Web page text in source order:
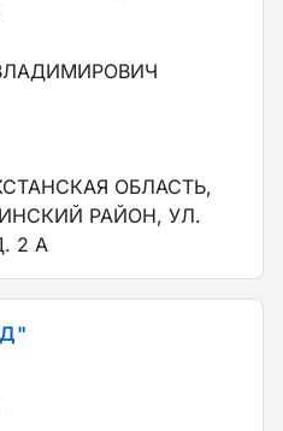
ОБЛАСТЬ,
РАЙОН, УЛ.
2 А